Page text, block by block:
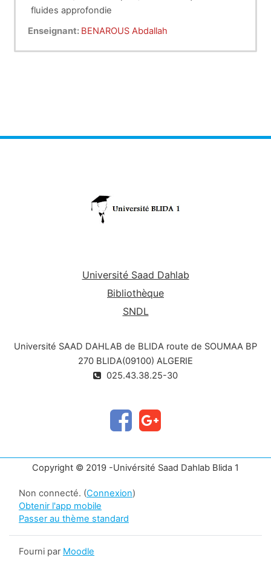
fluides approfondie
Enseignant: BENAROUS Abdallah
Université Saad Dahlab
Bibliothèque
SNDL
Université SAAD DAHLAB de BLIDA route de SOUMAA BP
270 BLIDA(09100) ALGERIE
025.43.38.25-30
Copyright © 2019 -Univérsité Saad Dahlab Blida 1
Non connecté. (Connexion)
Obtenir l'app mobile
Passer au thème standard
Fourni par Moodle